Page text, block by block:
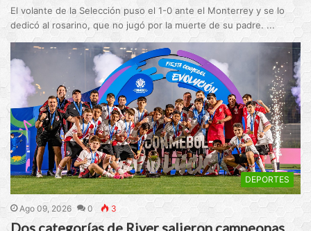
El volante de la Selección puso el 1-0 ante el Monterrey y se lo
dedicó al rosarino, que no jugó por la muerte de su padre. ...
DEPORTES
Ago 09, 2026 0 3